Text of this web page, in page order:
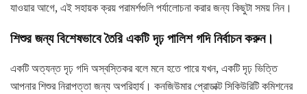
যাওয়ার আগে, এই সহায়ক ক্রয় পরামর্শগুলি পর্যালোচনা করার জন্য কিছুটা সময় নিন।
শিশুর জন্য বিশেষভাবে তৈরি একটি দৃঢ় পালিশ গদি নির্বাচন করুন।
একটি অত্যন্ত দৃঢ় গদি অস্বস্তিকর বলে মনে হতে পারে যখন, একটি দৃঢ় ভিত্তি
আপনার শিশুর নিরাপত্তা জন্য অপরিহার্য। কনজিউমার প্রোডাক্ট সিকিউরিটি কমিশনের